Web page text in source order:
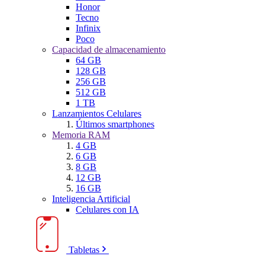
Honor
Tecno
Infinix
Poco
Capacidad de almacenamiento
64 GB
128 GB
256 GB
512 GB
1 TB
Lanzamientos Celulares
Últimos smartphones
Memoria RAM
4 GB
6 GB
8 GB
12 GB
16 GB
Inteligencia Artificial
Celulares con IA
Tabletas